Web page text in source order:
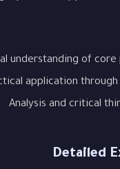
understanding of core
application through
Analysis and critical
Detailed